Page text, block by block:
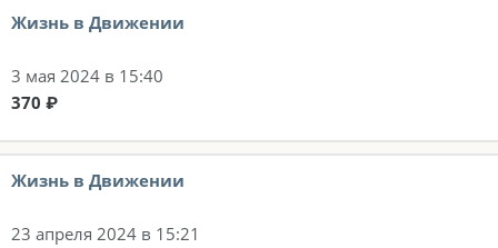
Жизнь в Движении
3 мая 2024 в 15:40
370 ₽
Жизнь в Движении
23 апреля 2024 в 15:21